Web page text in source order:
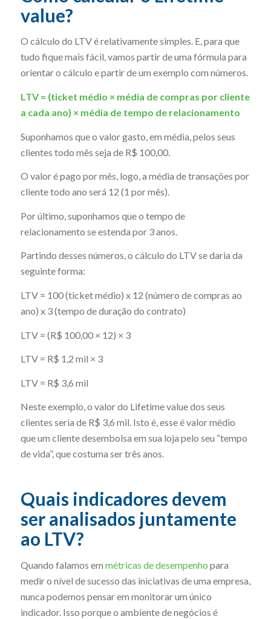
value?
O cálculo do LTV é relativamente simples. E, para que
tudo fique mais fácil, vamos partir de uma fórmula para
orientar o cálculo e partir de um exemplo com números.
LTV = (ticket médio × média de compras por cliente
a cada ano) × média de tempo de relacionamento
Suponhamos que o valor gasto, em média, pelos seus
clientes todo mês seja de R$ 100,00.
O valor é pago por mês, logo, a média de transações por
cliente todo ano será 12 (1 por mês).
Por último, suponhamos que o tempo de
relacionamento se estenda por 3 anos.
Partindo desses números, o cálculo do LTV se daria da
seguinte forma:
LTV = 100 (ticket médio) x 12 (número de compras ao
ano) x 3 (tempo de duração do contrato)
LTV = (R$ 100,00 × 12) × 3
LTV = R$ 1,2 mil × 3
LTV = R$ 3,6 mil
Neste exemplo, o valor do Lifetime value dos seus
clientes seria de R$ 3,6 mil. Isto é, esse é valor médio
que um cliente desembolsa em sua loja pelo seu “tempo
de vida”, que costuma ser três anos.
Quais indicadores devem
ser analisados juntamente
ao LTV?
Quando falamos em métricas de desempenho para
medir o nível de sucesso das iniciativas de uma empresa,
nunca podemos pensar em monitorar um único
indicador. Isso porque o ambiente de negócios é